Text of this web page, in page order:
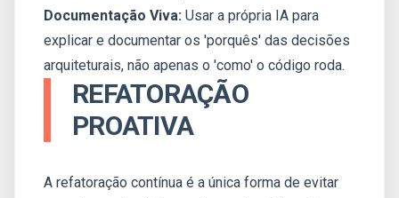
Documentação Viva: Usar a própria IA para
explicar e documentar os 'porquês' das decisões
arquiteturais, não apenas o 'como' o código roda.
REFATORAÇÃO
PROATIVA
A refatoração contínua é a única forma de evitar